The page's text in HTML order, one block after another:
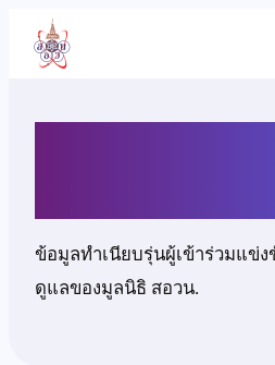
เนื้อหา
ข้อมูลทำเนียบรุ่นผู้เข้าร่วมแข่
ดูแลของมูลนิธิ สอวน.